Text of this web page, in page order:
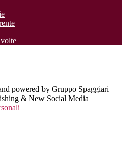
volte
powered by Gruppo Spaggiari
& New Social Media